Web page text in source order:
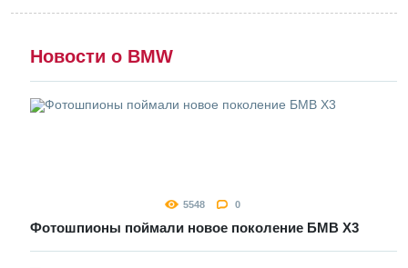
Новости о BMW
5548 0
Фотошпионы поймали новое поколение БМВ Х3